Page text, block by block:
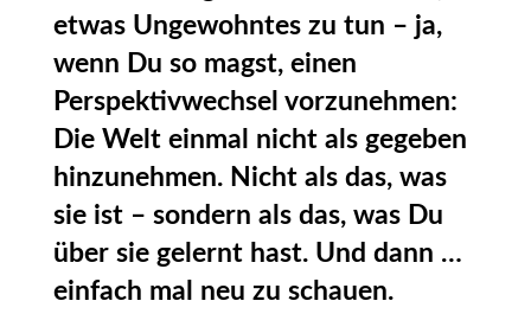
etwas Ungewohntes zu tun – ja,
wenn Du so magst, einen
Perspektivwechsel vorzunehmen:
Die Welt einmal nicht als gegeben
hinzunehmen. Nicht als das, was
sie ist – sondern als das, was Du
über sie gelernt hast. Und dann …
einfach mal neu zu schauen.